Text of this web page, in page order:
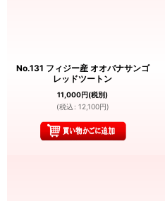
No.131 フィジー産 オオバナサンゴ
レッドツートン
11,000円(税別)
(税込 : 12,100円)